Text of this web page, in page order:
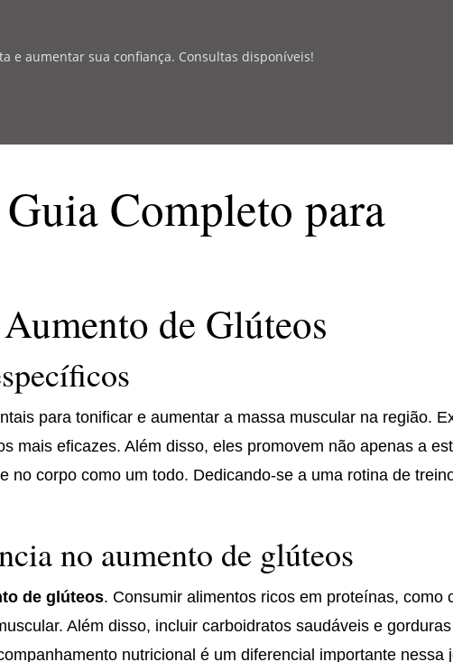
e aumentar sua confiança. Consultas disponíveis!
Completo para
de Glúteos
para tonificar e aumentar a massa muscular na região.
mais eficazes. Além disso, eles promovem não apenas a
no corpo como um todo. Dedicando-se a uma rotina de
no aumento de glúteos
de glúteos. Consumir alimentos ricos em proteínas, como
Além disso, incluir carboidratos saudáveis e
nutricional é um diferencial importante nessa